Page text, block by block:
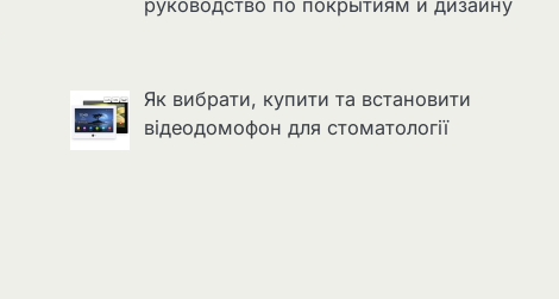
руководство по покрытиям и дизайну
Як вибрати, купити та встановити
відеодомофон для стоматології